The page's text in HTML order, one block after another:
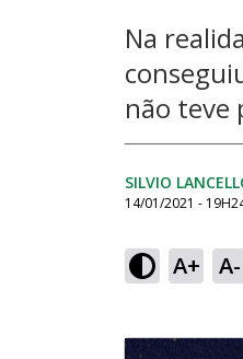
Na
não teve
SILVIO
14/01/2021 -
A+ A-